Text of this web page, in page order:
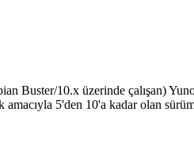
Buster/10.x üzerinde çalışan)
5'den 10'a kadar olan